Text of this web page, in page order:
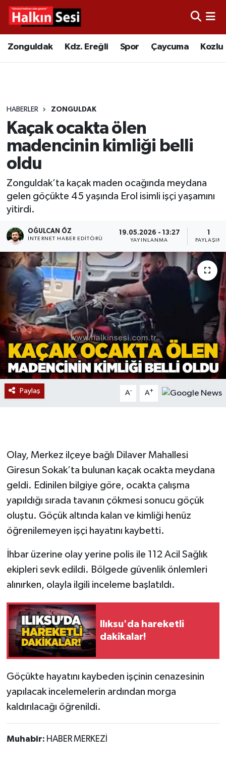
Zonguldak Kdz. Ereğli Spor Çaycuma Kozlu
HABERLER ZONGULDAK
Kaçak ocakta ölen
madencinin kimliği belli
oldu
Zonguldak’ta kaçak maden ocağında meydana
gelen göçükte 45 yaşında Erol isimli işçi yaşamını
yitirdi.
OĞULCAN ÖZ
İNTERNET HABER EDITÖRÜ
19.05.2026 - 13:27
YAYINLANMA
1
PAYLAŞIM
Paylaş A- A+
Olay, Merkez ilçeye bağlı Dilaver Mahallesi
Giresun Sokak’ta bulunan kaçak ocakta meydana
geldi. Edinilen bilgiye göre, ocakta çalışma
yapıldığı sırada tavanın çökmesi sonucu göçük
oluştu. Göçük altında kalan ve kimliği henüz
öğrenilemeyen işçi hayatını kaybetti.
İhbar üzerine olay yerine polis ile 112 Acil Sağlık
ekipleri sevk edildi. Bölgede güvenlik önlemleri
alınırken, olayla ilgili inceleme başlatıldı.
Ilıksu'da hareketli
dakikalar!
Göçükte hayatını kaybeden işçinin cenazesinin
yapılacak incelemelerin ardından morga
kaldırılacağı öğrenildi.
Muhabir: HABER MERKEZİ
Video
Çaycuma
Alaplı
Asayiş
Bartın
Bolu
ÇEVRE
BİLİM VE TEKNOLOJİ
DUNYA
Düzce
Eğitim
Genel
Gökçebey
GÜNDEM
İş ilanı
Kilimli
MAGAZİN
Politika
Resmi İlan
Röportaj
Sağlık
Merkez Hava Durumu
Tüm Manşetler
Son Dakika Haberleri
Haber Arşivi